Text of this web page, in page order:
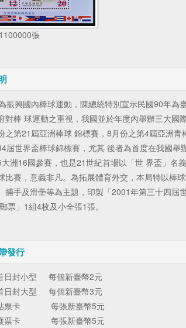
1100000張
振興國內棒球運動，陳總統特別宣示民國90年為
對棒 球運動之重視，我國並於年度內舉辦三大國
之第21屆亞洲棒球 錦標賽，8月份之第4屆亞洲青
屆世界盃棒球錦標賽，尤其 後者為首度在我國舉
洲16國參賽，也是21世紀首場以「世 界盃」名
比賽，意義非凡。為拓展體育外交，本局特以棒
捕手及滑壘等為主題，印製「2001年第三十四屆
票」1組4枚及小全張1張。
發行
日封小型 每個新臺幣2元
日封大型 每個新臺幣3元
票卡 每張新臺幣5元
票卡 每張新臺幣5元